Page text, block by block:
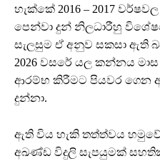
හැක්කේ 2016 – 2017
පෙන්වා දුන් නිලධාරීහු
සැලසුම ඒ අනුව සකසා ඇති
2026 වසරේ යල කන්නය
ආරම්භ කිරීමට පියවර ගෙන
දුන්නා.
ඇති විය හැකි තත්ත්වය
අඛණ්ඩ විදුලි සැපයුමක්